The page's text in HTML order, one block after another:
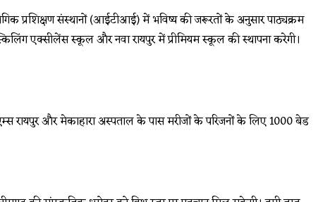
प्रशिक्षण संस्थानों (आईटीआई) में भविष्य की जरूरतों के अनुसार पाठ्यक्रम
एक्सीलेंस स्कूल और नवा रायपुर में प्रीमियम स्कूल की स्थापना करेगी।
रायपुर और मेकाहारा अस्पताल के पास मरीजों के परिजनों के लिए 1000 बेड